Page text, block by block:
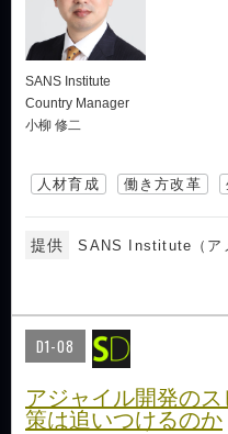
SANS Institute
Country Manager
小柳 修二
人材育成 働き方改革
提供 SANS Institute（ア
D1-08
アジャイル開発の
策は追いつけるのか